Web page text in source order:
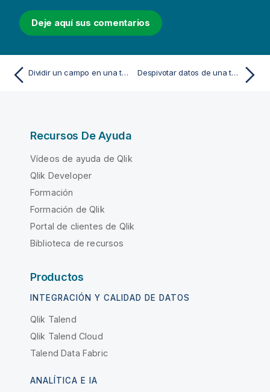
Deje aquí sus comentarios
Dividir un campo en una tabla Despivotar datos de una tabla cruzada en el gestor de datos
Recursos De Ayuda
Vídeos de ayuda de Qlik
Qlik Developer
Formación
Formación de Qlik
Portal de clientes de Qlik
Biblioteca de recursos
Productos
INTEGRACIÓN Y CALIDAD DE DATOS
Qlik Talend
Qlik Talend Cloud
Talend Data Fabric
ANALÍTICA E IA